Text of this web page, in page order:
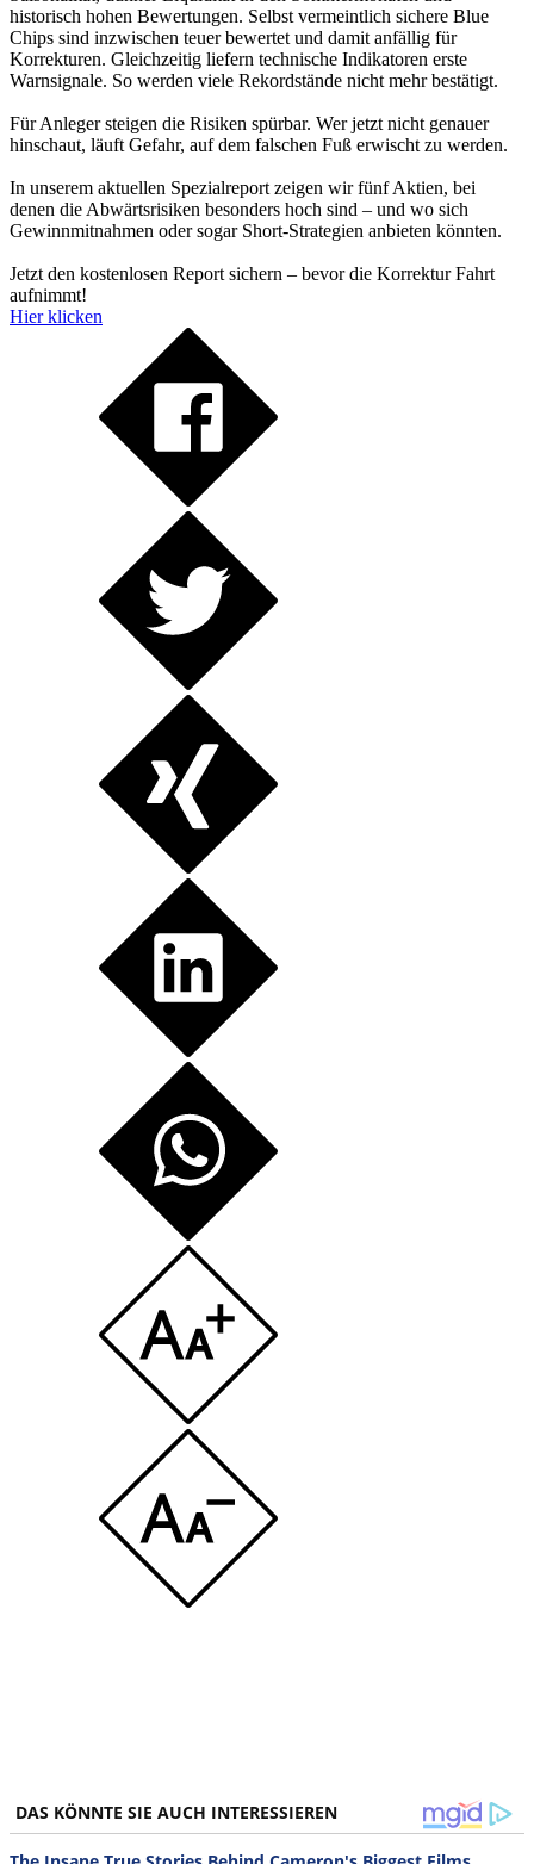
historisch hohen Bewertungen. Selbst vermeintlich sichere Blue
Chips sind inzwischen teuer bewertet und damit anfällig für
Korrekturen. Gleichzeitig liefern technische Indikatoren erste
Warnsignale. So werden viele Rekordstände nicht mehr bestätigt.
Für Anleger steigen die Risiken spürbar. Wer jetzt nicht genauer
hinschaut, läuft Gefahr, auf dem falschen Fuß erwischt zu werden.
In unserem aktuellen Spezialreport zeigen wir fünf Aktien, bei
denen die Abwärtsrisiken besonders hoch sind – und wo sich
Gewinnmitnahmen oder sogar Short-Strategien anbieten könnten.
Jetzt den kostenlosen Report sichern – bevor die Korrektur Fahrt
aufnimmt!
Hier klicken